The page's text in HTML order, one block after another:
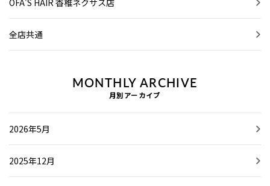
OFA'S HAIR 香椎ネクサス店
全店共通
MONTHLY ARCHIVE
月別アーカイブ
2026年5月
2025年12月